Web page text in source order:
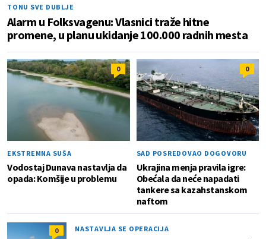
TONU SVE DUBLJE
Alarm u Folksvagenu: Vlasnici traže hitne
promene, u planu ukidanje 100.000 radnih mesta
0
EKSTREMNA SUŠA
Vodostaj Dunava nastavlja da
opada: Komšije u problemu
0
SAD POSREDOVAO DOGOVORU
Ukrajina menja pravila igre:
Obećala da neće napadati
tankere sa kazahstanskom
naftom
0 NASTAVLJA SE OPERACIJA